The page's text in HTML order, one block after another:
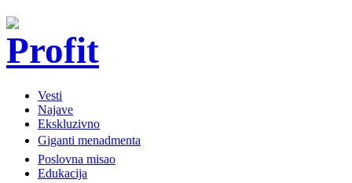
Vesti
Najave
Ekskluzivno
Giganti menadmenta
Poslovna misao
Edukacija